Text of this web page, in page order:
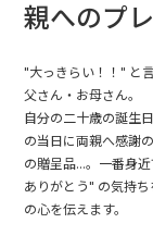
親へのプ
"大っきらい！！" と
父さん・お母さん。
自分の二十歳の誕生
の当日に両親へ感謝
の贈呈品...。一番身
ありがとう" の気持
の心を伝えます。